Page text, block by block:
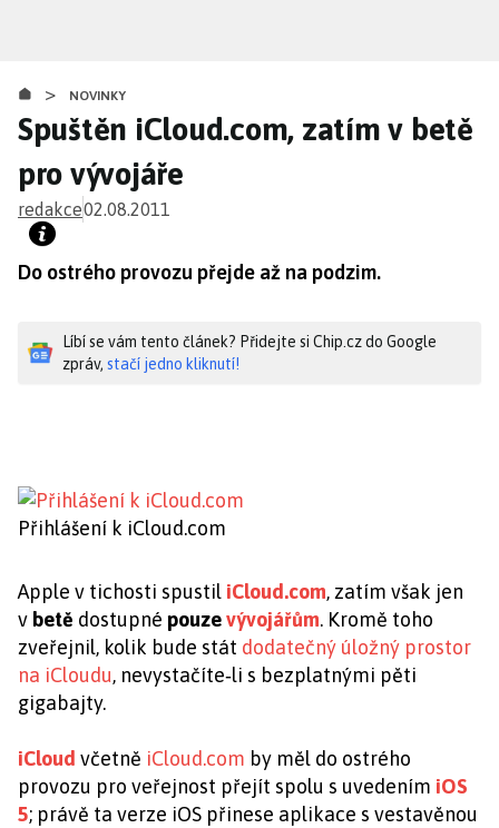
obsahu
> NOVINKY
Spuštěn iCloud.com, zatím v betě
pro vývojáře
redakce02.08.2011
Do ostrého provozu přejde až na podzim.
Líbí se vám tento článek? Přidejte si Chip.cz do Google
zpráv, stačí jedno kliknutí!
Přihlášení k iCloud.com
Apple v tichosti spustil iCloud.com, zatím však jen
v betě dostupné pouzevývojářům. Kromě toho
zveřejnil, kolik bude stát dodatečný úložný prostor
na iCloudu, nevystačíte‑li s bezplatnými pěti
gigabajty.
iCloud včetně iCloud.com by měl do ostrého
provozu pro veřejnost přejít spolu s uvedením iOS
5; právě ta verze iOS přinese aplikace s vestavěnou